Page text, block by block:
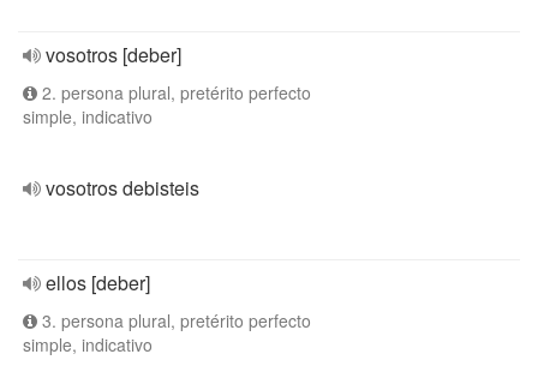
vosotros [deber]
2. persona plural, pretérito perfecto
simple, indicativo
vosotros debisteis
ellos [deber]
3. persona plural, pretérito perfecto
simple, indicativo